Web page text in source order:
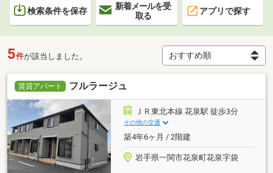
検索条件を保存
新着メールを受
取る
アプリで探す
5件が該当しました。
賃貸アパート フルラージュ
ＪＲ東北本線 花泉駅 徒歩3分
その他の交通
築4年6ヶ月 / 2階建
岩手県一関市花泉町花泉字袋